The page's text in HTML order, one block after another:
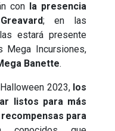
con
la presencia
; en las
estará presente
Mega Incursiones,
Banette.
2023, los
listos para más
para